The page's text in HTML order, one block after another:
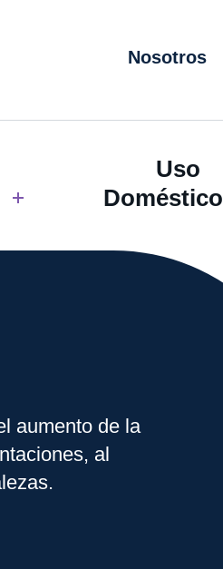
Nosotros
Uso
Doméstico
aumento de la
al